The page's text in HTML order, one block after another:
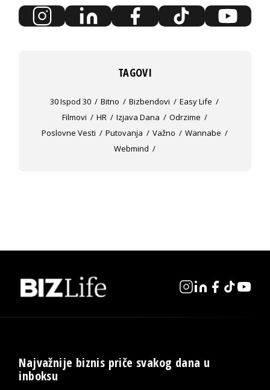
TAGOVI
30 Ispod 30 Bitno Bizbendovi
Easy Life
Filmovi
HR Izjava Dana
Odrzime
Poslovne Vesti
Putovanja Važno
Wannabe
Webmind
Najvažnije biznis priče svakog dana u
inboksu